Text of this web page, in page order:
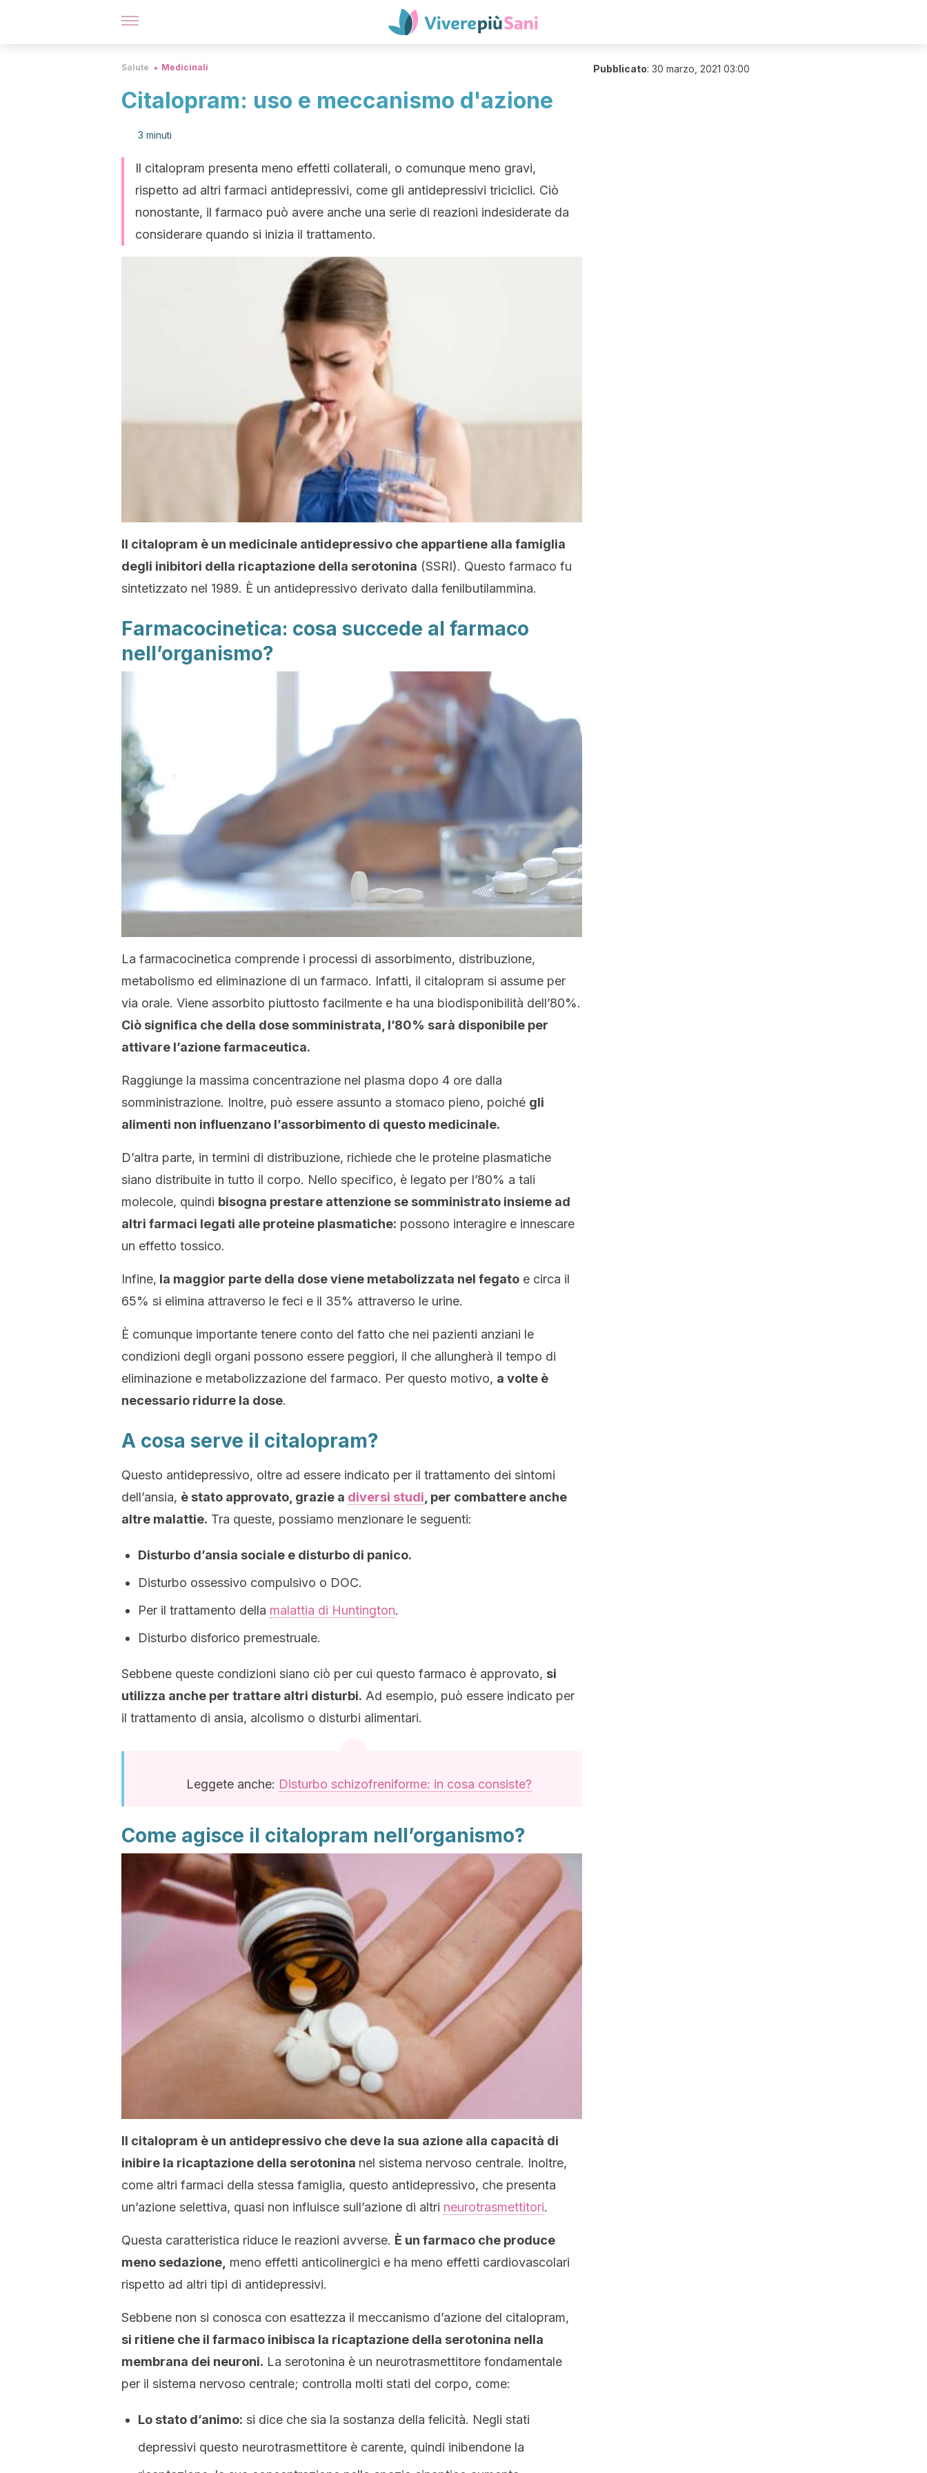
Salute Medicinali
Citalopram: uso e meccanismo d'azione
3 minuti
Il citalopram presenta meno effetti collaterali, o comunque meno gravi,
rispetto ad altri farmaci antidepressivi, come gli antidepressivi triciclici. Ciò
nonostante, il farmaco può avere anche una serie di reazioni indesiderate da
considerare quando si inizia il trattamento.
Il citalopram è un medicinale antidepressivo che appartiene alla famiglia
degli inibitori della ricaptazione della serotonina (SSRI). Questo farmaco fu
sintetizzato nel 1989. È un antidepressivo derivato dalla fenilbutilammina.
Farmacocinetica: cosa succede al farmaco
nell’organismo?
La farmacocinetica comprende i processi di assorbimento, distribuzione,
metabolismo ed eliminazione di un farmaco. Infatti, il citalopram si assume per
via orale. Viene assorbito piuttosto facilmente e ha una biodisponibilità dell’80%.
Ciò significa che della dose somministrata, l’80% sarà disponibile per
attivare l’azione farmaceutica.
Raggiunge la massima concentrazione nel plasma dopo 4 ore dalla
somministrazione. Inoltre, può essere assunto a stomaco pieno, poiché gli
alimenti non influenzano l’assorbimento di questo medicinale.
D’altra parte, in termini di distribuzione, richiede che le proteine plasmatiche
siano distribuite in tutto il corpo. Nello specifico, è legato per l’80% a tali
molecole, quindi bisogna prestare attenzione se somministrato insieme ad
altri farmaci legati alle proteine plasmatiche: possono interagire e innescare
un effetto tossico.
Infine, la maggior parte della dose viene metabolizzata nel fegato e circa il
65% si elimina attraverso le feci e il 35% attraverso le urine.
È comunque importante tenere conto del fatto che nei pazienti anziani le
condizioni degli organi possono essere peggiori, il che allungherà il tempo di
eliminazione e metabolizzazione del farmaco. Per questo motivo, a volte è
necessario ridurre la dose.
A cosa serve il citalopram?
Questo antidepressivo, oltre ad essere indicato per il trattamento dei sintomi
dell’ansia, è stato approvato, grazie a diversi studi , per combattere anche
altre malattie. Tra queste, possiamo menzionare le seguenti:
Disturbo d’ansia sociale e disturbo di panico.
Disturbo ossessivo compulsivo o DOC.
Per il trattamento della malattia di Huntington.
Disturbo disforico premestruale.
Sebbene queste condizioni siano ciò per cui questo farmaco è approvato, si
utilizza anche per trattare altri disturbi. Ad esempio, può essere indicato per
il trattamento di ansia, alcolismo o disturbi alimentari.
Leggete anche: Disturbo schizofreniforme: in cosa consiste?
Come agisce il citalopram nell’organismo?
Il citalopram è un antidepressivo che deve la sua azione alla capacità di
inibire la ricaptazione della serotonina nel sistema nervoso centrale. Inoltre,
come altri farmaci della stessa famiglia, questo antidepressivo, che presenta
un’azione selettiva, quasi non influisce sull’azione di altri neurotrasmettitori.
Questa caratteristica riduce le reazioni avverse. È un farmaco che produce
meno sedazione, meno effetti anticolinergici e ha meno effetti cardiovascolari
rispetto ad altri tipi di antidepressivi.
Sebbene non si conosca con esattezza il meccanismo d’azione del citalopram,
si ritiene che il farmaco inibisca la ricaptazione della serotonina nella
membrana dei neuroni. La serotonina è un neurotrasmettitore fondamentale
per il sistema nervoso centrale; controlla molti stati del corpo, come:
Lo stato d’animo: si dice che sia la sostanza della felicità. Negli stati
depressivi questo neurotrasmettitore è carente, quindi inibendone la
Pubblicato: 30 marzo, 2021 03:00